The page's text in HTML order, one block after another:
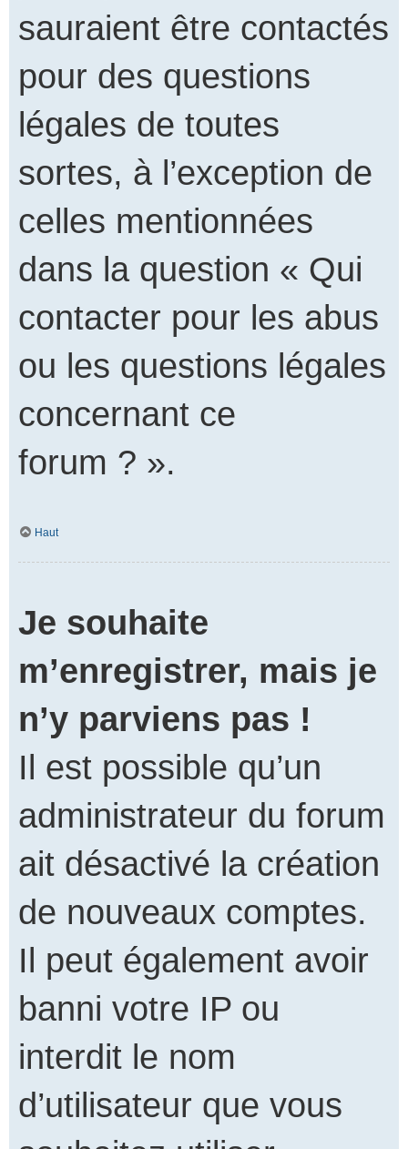
sauraient être contactés
pour des questions
légales de toutes
sortes, à l’exception de
celles mentionnées
dans la question « Qui
contacter pour les abus
ou les questions légales
concernant ce
forum ? ».
Haut
Je souhaite
m’enregistrer, mais je
n’y parviens pas !
Il est possible qu’un
administrateur du forum
ait désactivé la création
de nouveaux comptes.
Il peut également avoir
banni votre IP ou
interdit le nom
d’utilisateur que vous